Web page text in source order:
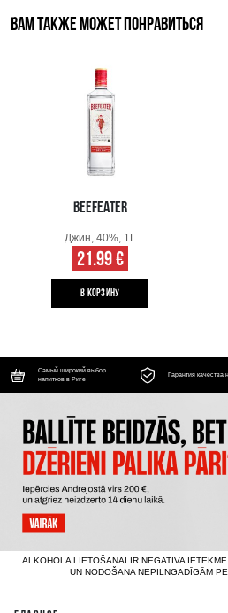
ВАМ ТАКЖЕ МОЖЕТ ПОНРАВИТЬСЯ
BEEFEATER
Джин, 40%, 1L
21.99 €
B КОРЗИНУ
Самый широкий выбор
напитков в Риге
Гарантия качества
ALKOHOLA LIETOŠANAI IR NEGATĪVA
UN NODOŠANA NEPILNGADĪGĀM